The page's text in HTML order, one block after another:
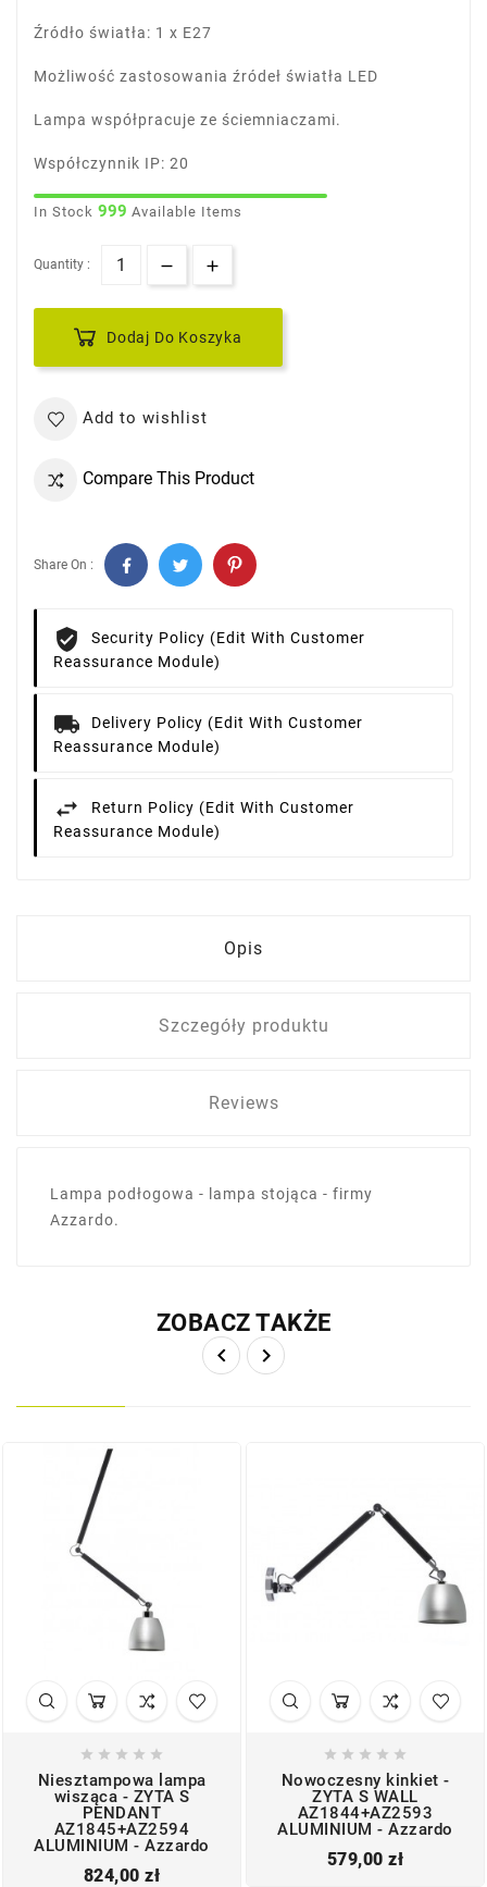
Źródło światła: 1 x E27
Możliwość zastosowania źródeł światła LED
Lampa współpracuje ze ściemniaczami.
Współczynnik IP: 20
In Stock 999 Available Items
Quantity :
Dodaj Do Koszyka
Add to wishlist
Compare This Product
Share On :
Security Policy (edit With Customer
Reassurance Module)
Delivery Policy (edit With Customer
Reassurance Module)
Return Policy (edit With Customer
Reassurance Module)
Opis
Szczegóły produktu
Reviews
Lampa podłogowa - lampa stojąca - firmy
Azzardo.
ZOBACZ TAKŻE
 
    
Niesztampowa lampa
wisząca - ZYTA S
PENDANT
AZ1845+AZ2594
ALUMINIUM - Azzardo
824,00 złCena
    
Nowoczesny kinkiet -
ZYTA S WALL
AZ1844+AZ2593
ALUMINIUM - Azzardo
579,00 złCena